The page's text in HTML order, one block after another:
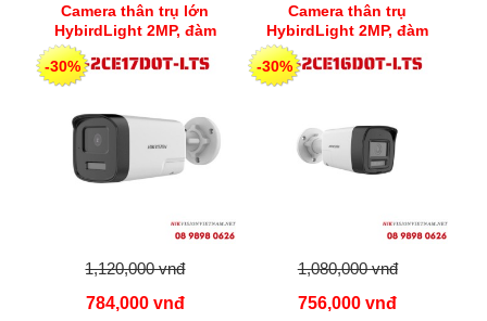
Camera thân trụ lớn
HybirdLight 2MP, đàm
thoại 2 chiều Hikvision DS-
2CE17D0T-LTS
-30%
1,120,000 vnđ
784,000 vnđ
Camera thân trụ
HybirdLight 2MP, đàm
thoại 2 chiều Hikvision DS-
2CE16D0T-LTS
-30%
1,080,000 vnđ
756,000 vnđ